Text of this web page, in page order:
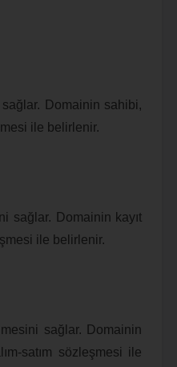
Domainin sahibi,
ile belirlenir.
sağlar. Domainin kayıt
ile belirlenir.
sağlar. Domainin
satım sözleşmesi ile